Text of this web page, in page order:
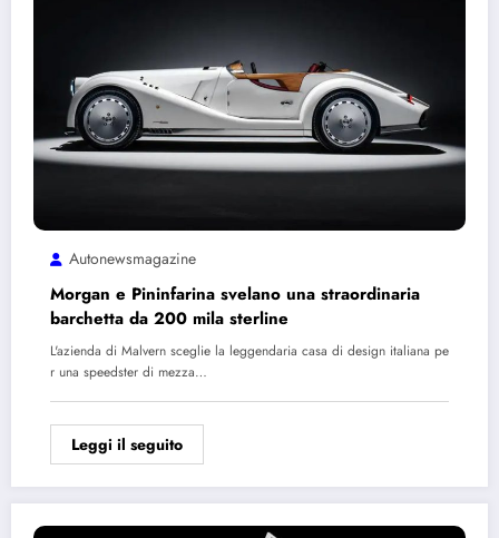
Autonewsmagazine
Morgan e Pininfarina svelano una straordinaria
barchetta da 200 mila sterline
L'azienda di Malvern sceglie la leggendaria casa di design italiana pe
r una speedster di mezza…
Leggi il seguito